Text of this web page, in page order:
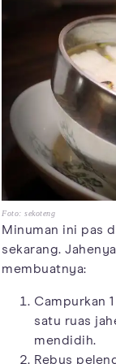
Foto: sekoteng
Minuman ini pas
sekarang.
membuatnya:
Campurkan
satu ruas
mendidih.
Rebus